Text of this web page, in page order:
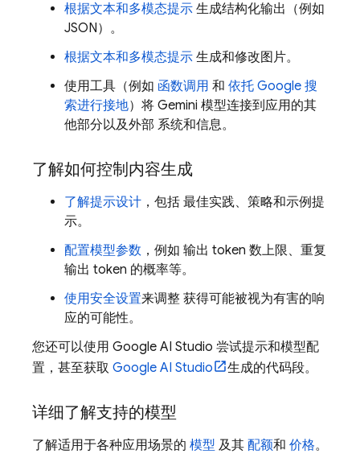
根据文本和多模态提示 生成结构化输出（例如
JSON）。
根据文本和多模态提示 生成和修改图片。
使用工具（例如 函数调用 和 依托 Google 搜
索进行接地）将 Gemini 模型连接到应用的其
他部分以及外部 系统和信息。
了解如何控制内容生成
了解提示设计 ，包括 最佳实践、策略和示例提
示。
配置模型参数 ，例如 输出 token 数上限、重复
输出 token 的概率等。
使用安全设置来调整 获得可能被视为有害的响
应的可能性。
您还可以使用 Google AI Studio 尝试提示和模型配
置，甚至获取 Google AI Studio 生成的代码段。
详细了解支持的模型
了解适用于各种应用场景的 模型 及其 配额和 价格。